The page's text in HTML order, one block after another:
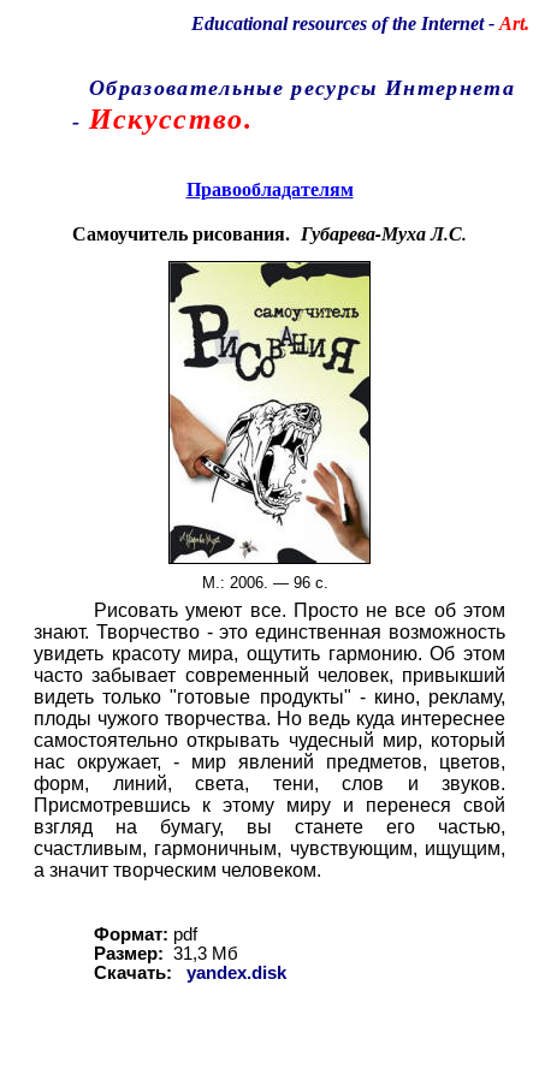
Educational resources of the Internet- Art.
Образовательные ресурсы Интернета
- Искусство.
Правообладателям
Самоучитель рисования. Губарева-Муха Л.С.
М.: 2006. — 96 с.
Рисовать умеют все. Просто не все об этом
знают. Творчество - это единственная возможность
увидеть красоту мира, ощутить гармонию. Об этом
часто забывает современный человек, привыкший
видеть только "готовые продукты" - кино, рекламу,
плоды чужого творчества. Но ведь куда интереснее
самостоятельно открывать чудесный мир, который
нас окружает, - мир явлений предметов, цветов,
форм, линий, света, тени, слов и звуков.
Присмотревшись к этому миру и перенеся свой
взгляд на бумагу, вы станете его частью,
счастливым, гармоничным, чувствующим, ищущим,
а значит творческим человеком.
Формат: pdf
Размер: 31,3 Мб
Скачать:
yandex.disk